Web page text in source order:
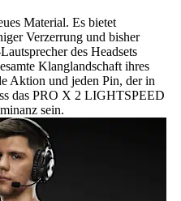
Material. Es bietet
Verzerrung und bisher
des Headsets
Klanglandschaft ihres
Aktion und jeden Pin, der in
das PRO X 2 LIGHTSPEED
sein.